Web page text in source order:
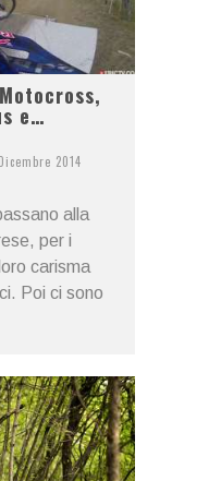
e…
2014
alla
per i
carisma
Poi ci sono